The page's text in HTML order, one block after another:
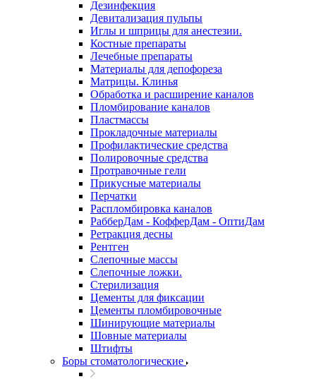
Дезинфекция
Девитализация пульпы
Иглы и шприцы для анестезии.
Костные препараты
Лечебные препараты
Материалы для депофореза
Матрицы. Клинья
Обработка и расширение каналов
Пломбирование каналов
Пластмассы
Прокладочные материалы
Профилактические средства
Полировочные средства
Протравочные гели
Прикусные материалы
Перчатки
Распломбировка каналов
РабберДам - КофферДам - ОптиДам
Ретракция десны
Рентген
Слепочные массы
Слепочные ложки.
Стерилизация
Цементы для фиксации
Цементы пломбировочные
Шинирующие материалы
Шовные материалы
Штифты
Боры стоматологические